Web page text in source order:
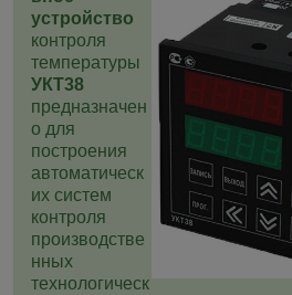
устройство
контроля
температуры
УКТ38
предназначен
о для
построения
автоматическ
их систем
контроля
производстве
нных
технологическ